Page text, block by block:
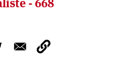
- 668